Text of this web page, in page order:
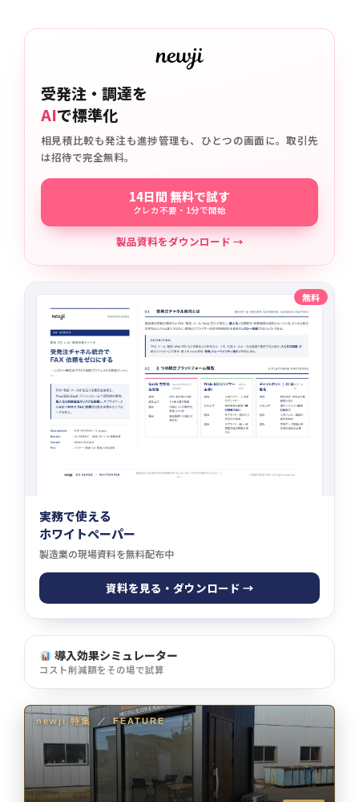
受発注・調達を
AIで標準化
相見積比較も発注も進捗管理も、ひとつの画面に。取引先
は招待で完全無料。
14日間 無料で試す
クレカ不要・1分で開始
製品資料をダウンロード →
無料
実務で使える
ホワイトペーパー
製造業の現場資料を無料配布中
資料を見る・ダウンロード →
導入効果シミュレーター
コスト削減額をその場で試算
newji 特集 ／ FEATURE